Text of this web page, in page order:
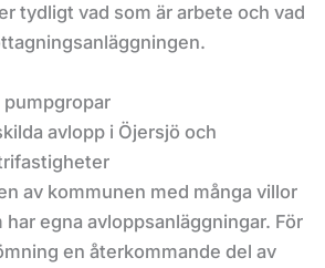
tydligt vad som är arbete och vad
pumpgropar
avlopp i Öjersjö och
av kommunen med många villor
egna avloppsanläggningar. För
en återkommande del av